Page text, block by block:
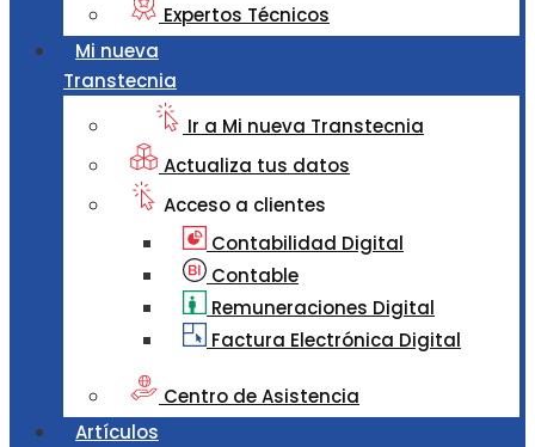
Expertos Técnicos
Mi nueva
Transtecnia
Ir a Mi nueva Transtecnia
Actualiza tus datos
Acceso a clientes
Contabilidad Digital
Contable
Remuneraciones Digital
Factura Electrónica Digital
Centro de Asistencia
Artículos